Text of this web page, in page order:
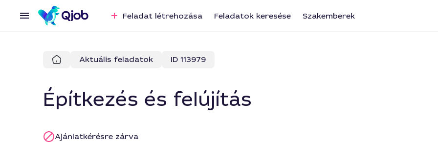
Feladat létrehozása Feladatok keresése Szakemberek
Aktuális feladatok ID 113979
Építkezés és felújítás
Ajánlatkérésre zárva